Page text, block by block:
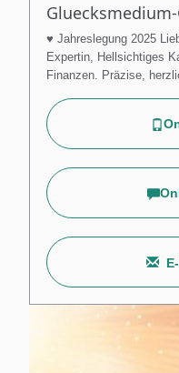
♥ Jahreslegung 2025
Expertin, Hellsichtiges
Finanzen. Präzise,